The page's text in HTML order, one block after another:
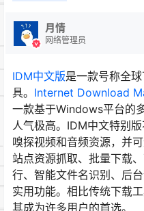
月情
网络管理员
IDM中文版是一款号称全
具。 Internet Download
一款基于Windows平台的
人气极高。IDM中文特别
嗅探视频和音频资源，并
站点资源抓取、批量下载
行、智能文件名识别、后
实用功能。相比传统下载
其成为许多用户的首选。